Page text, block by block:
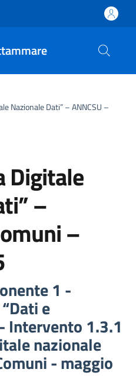
Nazionale Dati” – ANNCSU –
Digitale
–
–
1 -
e
Intervento 1.3.1
nazionale
- maggio